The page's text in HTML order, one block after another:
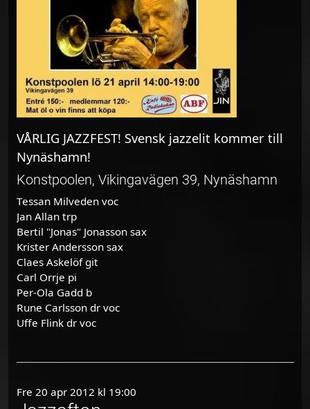
VÅRLIG JAZZFEST! Svensk jazzelit kommer till
Nynäshamn!
Konstpoolen, Vikingavägen 39, Nynäshamn
Tessan Milveden voc
Jan Allan trp
Bertil "Jonas" Jonasson sax
Krister Andersson sax
Claes Askelöf git
Carl Orrje pi
Per-Ola Gadd b
Rune Carlsson dr voc
Uffe Flink dr voc
Fre 20 apr 2012 kl 19:00